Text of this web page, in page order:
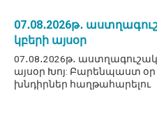
07․08․2026թ․
կբերի այսօր
07․08․2026թ․
այսօր Խոյ: Բարենպաստ
խնդիրներ հաղթահարելու